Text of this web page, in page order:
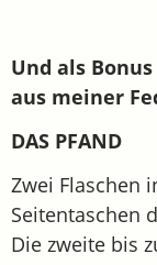
Und als Bonus
aus meiner
DAS PFAND
Zwei Flaschen
Seitentaschen
Die zweite bis